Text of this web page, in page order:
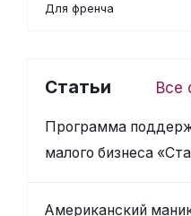
Для френча
Статьи Все
Программа
малого бизнеса
Американский